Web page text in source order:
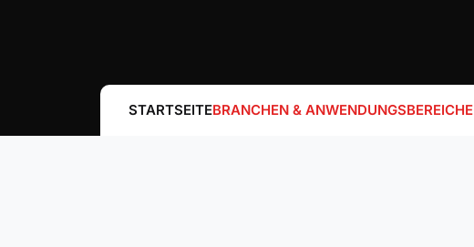
STARTSEITEBRANCHEN & ANWENDUNGSBEREICHE